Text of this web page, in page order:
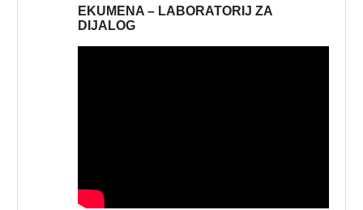
EKUMENA – LABORATORIJ ZA
DIJALOG